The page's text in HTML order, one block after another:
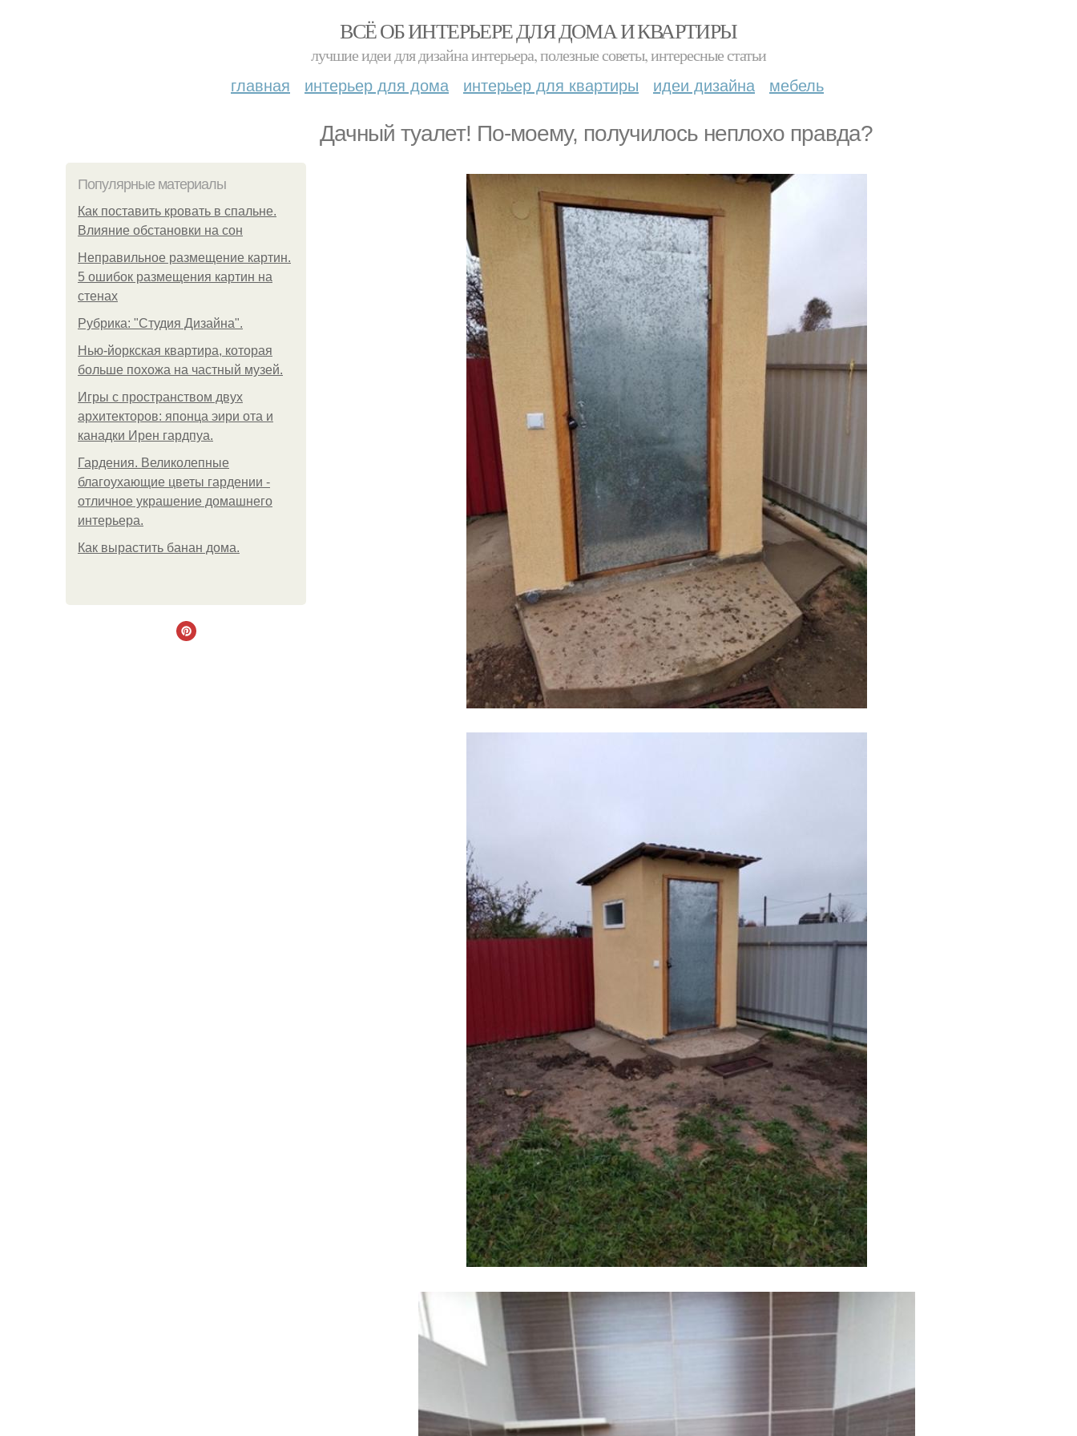
ВСЁ ОБ ИНТЕРЬЕРЕ ДЛЯ ДОМА И КВАРТИРЫ
лучшие идеи для дизайна интерьера, полезные советы, интересные статьи
главная интерьер для дома интерьер для квартиры идеи дизайна мебель
Дачный туалет! Пo-мoeмy, пoлyчилocь нeплoxo правда?
Популярные материалы
Как поставить кровать в спальне.
Влияние обстановки на сон
Неправильное размещение картин.
5 ошибок размещения картин на
стенах
Рубрика: "Студия Дизайна".
Нью-йоркская квартира, которая
больше похожа на частный музей.
Игры с пространством двух
архитекторов: японца эири ота и
канадки Ирен гардпуа.
Гардения. Великолепные
благоухающие цветы гардении -
отличное украшение домашнего
интерьера.
Как вырастить банан дома.